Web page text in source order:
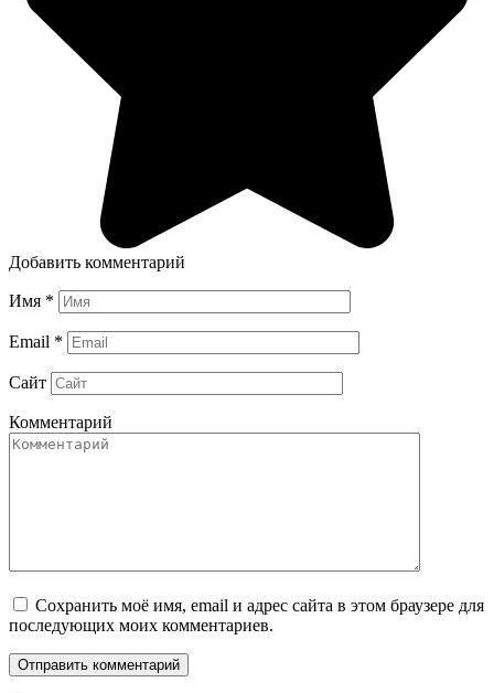
Добавить комментарий
Имя *
Email *
Сайт
Комментарий
Сохранить моё имя, email и адрес сайта в этом браузере для
последующих моих комментариев.